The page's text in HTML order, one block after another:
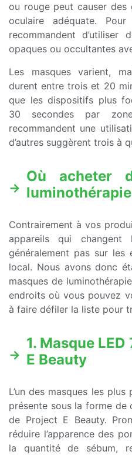
ou rouge peut causer des
oculaire adéquate.
recommandent d’utiliser
opaques ou occultantes
Les masques varient,
durent entre trois et 20
que les dispositifs plus
30 secondes par
recommandent une
d’autres suggèrent trois à
Où acheter
luminothérapie
Contrairement à vos
appareils qui
généralement pas sur les
local. Nous avons donc
masques de
endroits où vous pouvez
à faire défiler la liste pour
1. Masque
E Beauty
L’un des masques les
présente sous la forme de
de Project E Beauty.
réduire l’apparence des
la quantité de sébum,